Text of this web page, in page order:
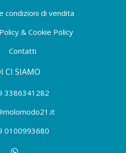
condizioni di vendita
& Cookie Policy
Contatti
CI SIAMO
3386341282
0100993680